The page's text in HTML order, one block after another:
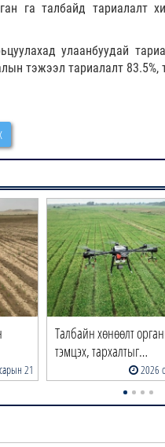
га талбайд тариалалт
улаанбуудай
тэжээл тариалалт 83.5%,
21
Талбайн хөнөөлт
тэмцэх, тархалтыг…
2026